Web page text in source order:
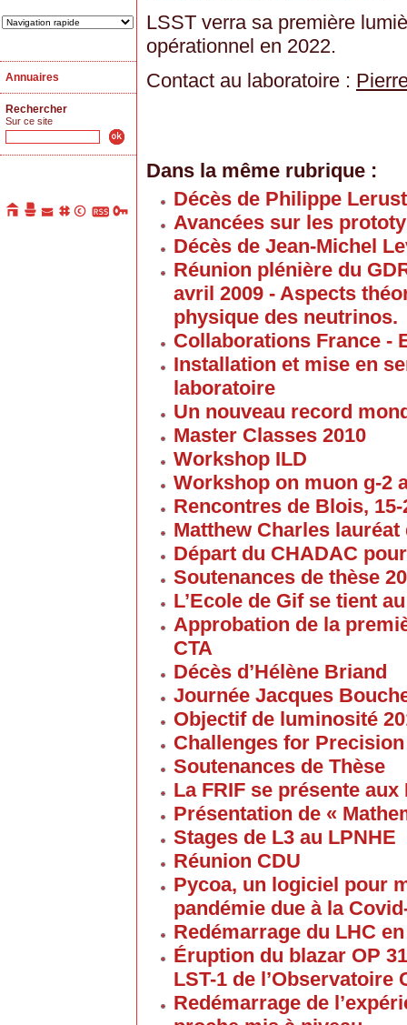
Annuaires
Rechercher
Sur ce site
LSST verra sa première
opérationnel en 2022.
Contact au laboratoire :
Dans la même rubrique :
Décès de Philippe
Avancées sur les
Décès de Jean-Michel
Réunion plénière du
avril 2009 - Aspects
physique des neutrinos.
Collaborations France -
Installation et mise en
laboratoire
Un nouveau record
Master Classes 2010
Workshop ILD
Workshop on muon g-2
Rencontres de Blois,
Matthew Charles
Départ du CHADAC
Soutenances de thèse
L’Ecole de Gif se tient
Approbation de la
CTA
Décès d’Hélène Briand
Journée Jacques
Objectif de luminosité
Challenges for
Soutenances de Thèse
La FRIF se présente aux
Présentation de «
Stages de L3 au LPNHE
Réunion CDU
Pycoa, un logiciel pour
pandémie due à la
Redémarrage du LHC en
Éruption du blazar OP
LST-1 de l’Observatoire
Redémarrage de